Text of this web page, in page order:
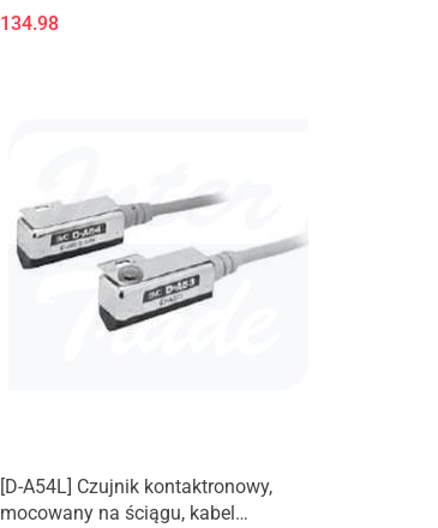
134.98
[D-A54L] Czujnik kontaktronowy,
mocowany na ściągu, kabel